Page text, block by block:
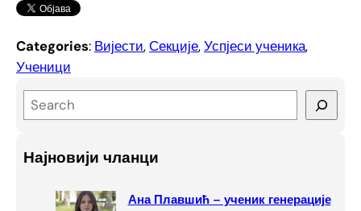
Categories: Вијести, Секције, Успјеси ученика
Ученици
e
rНајновији чланци
Ана Плавшић – ученик генерације